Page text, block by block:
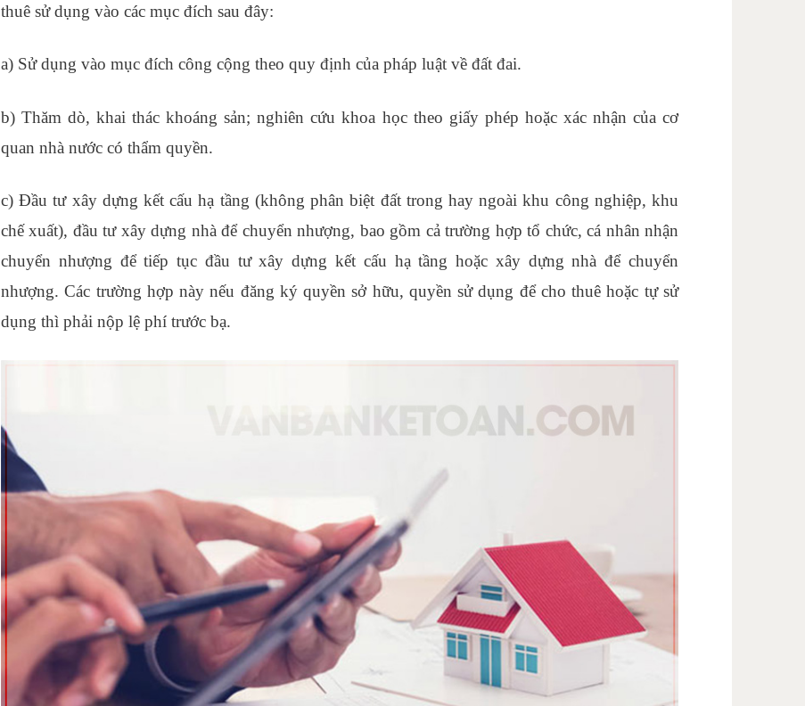
thuê sử dụng vào các mục đích sau đây:
a) Sử dụng vào mục đích công cộng theo quy định của pháp luật về đất đai.
b) Thăm dò, khai thác khoáng sản; nghiên cứu khoa học theo giấy phép hoặc xác nhận của cơ
quan nhà nước có thẩm quyền.
c) Đầu tư xây dựng kết cấu hạ tầng (không phân biệt đất trong hay ngoài khu công nghiệp, khu
chế xuất), đầu tư xây dựng nhà để chuyển nhượng, bao gồm cả trường hợp tổ chức, cá nhân nhận
chuyển nhượng để tiếp tục đầu tư xây dựng kết cấu hạ tầng hoặc xây dựng nhà để chuyển
nhượng. Các trường hợp này nếu đăng ký quyền sở hữu, quyền sử dụng để cho thuê hoặc tự sử
dụng thì phải nộp lệ phí trước bạ.